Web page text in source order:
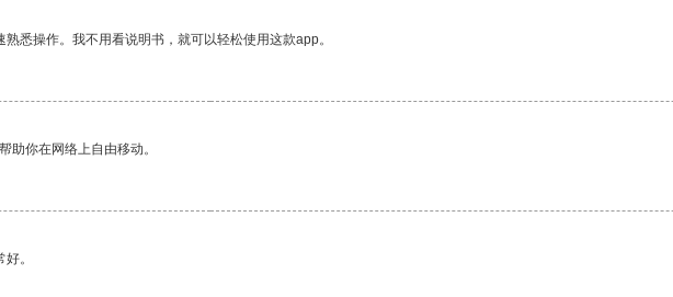
悉操作。我不用看说明书，就可以轻松使用这款app。
助你在网络上自由移动。
。